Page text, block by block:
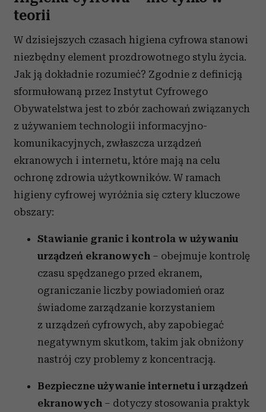
teorii
W dzisiejszych czasach higiena cyfrowa stanowi
niezbędny element prozdrowotnego stylu życia.
Jak ją dokładnie rozumieć? Zgodnie z definicją
sformułowaną przez Instytut Cyfrowego
Obywatelstwa jest to zbór zachowań związanych
z używaniem technologii informacyjno-
komunikacyjnych, zwłaszcza urządzeń
ekranowych i internetu, które mają na celu
ochronę zdrowia użytkowników. W ramach
higieny cyfrowej wyróżnia się cztery kluczowe
obszary:
Stawianie granic i kontrola w używaniu
urządzeń ekranowych – obejmuje kontrolę
czasu spędzanego przed ekranem,
ograniczanie liczby powiadomień oraz
świadome zarządzanie korzystaniem
z urządzeń cyfrowych, aby zapobiegać
negatywnym skutkom, takim jak obniżony
nastrój czy problemy z koncentracją.
Bezpieczne używanie internetu i urządzeń
ekranowych – dotyczy stosowania praktyk